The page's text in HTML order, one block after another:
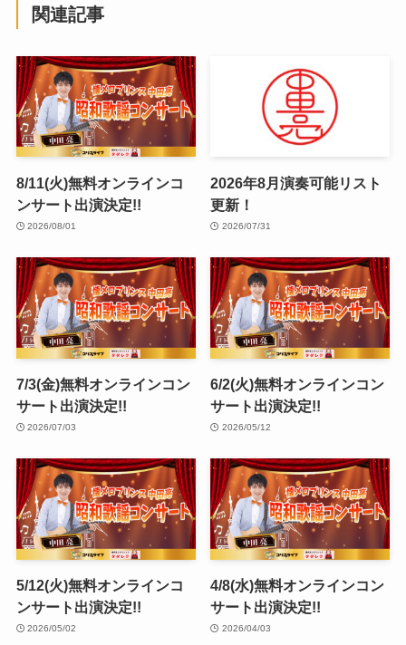
関連記事
8/11(火)無料オンラインコ
ンサート出演決定!!
2026/08/01
2026年8月演奏可能リスト
更新！
2026/07/31
7/3(金)無料オンラインコン
サート出演決定!!
2026/07/03
6/2(火)無料オンラインコン
サート出演決定!!
2026/05/12
5/12(火)無料オンラインコ
ンサート出演決定!!
2026/05/02
4/8(水)無料オンラインコン
サート出演決定!!
2026/04/03